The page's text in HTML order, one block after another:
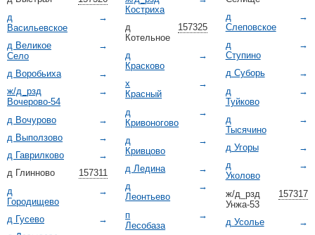
→
д
Васильевское
→
д Великое
Село
→
д Воробьиха
→
ж/д_рзд
Вочерово-54
→
д Вочурово
→
д Выползово
→
д Гаврилково
157311
д Глинново
→
д
Городищево
→
д Гусево
Костриха
157325
д
Котельное
→
д
Красково
→
х
Красный
→
д
Кривоногово
→
д
Кривцово
→
д Ледина
→
д
Леонтьево
→
п
Лесобаза
→
д
Слеповское
→
д
Ступино
→
д Суборь
→
д
Туйково
→
д
Тысячино
→
д Угоры
→
д
Уколово
157317
ж/д_рзд
Унжа-53
→
д Усолье